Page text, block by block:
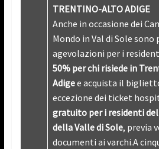
TRENTINO-ALTO ADIGE
Anche in occasione dei
Mondo in Val di Sole sono
agevolazioni per i
50% per chi risiede in
Adigee acquista il
eccezione dei ticket
gratuito per i residenti
della Valle di Sole, previa
documenti ai varchi.A